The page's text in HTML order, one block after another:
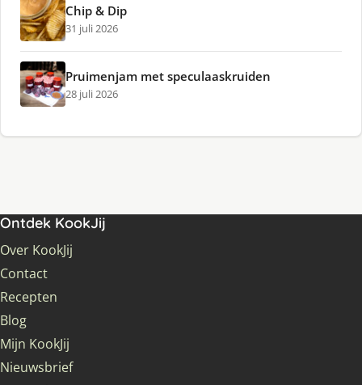
Chip & Dip
31 juli 2026
Pruimenjam met speculaaskruiden
28 juli 2026
Ontdek KookJij
Over KookJij
Contact
Recepten
Blog
Mijn KookJij
Nieuwsbrief